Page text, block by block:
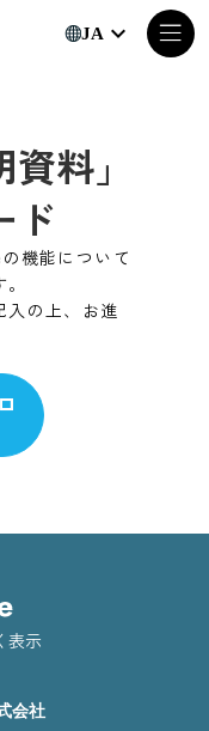
Suite｜Web3ビジネ
料」
ド
機能について
。
入の上、お進
JA keyboard_arrow_down
表示
会社